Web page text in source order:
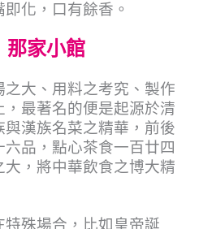
化，口有餘香。
那家小館
大、用料之考究、製作
最著名的便是起源於清
漢族名菜之精華，前後
品，點心茶食一百廿四
，將中華飲食之博大精
殊場合，比如皇帝誕